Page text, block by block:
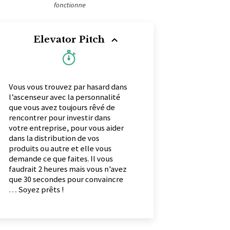
fonctionne
Elevator Pitch
Vous vous trouvez par hasard dans
l’ascenseur avec la personnalité
que vous avez toujours rêvé de
rencontrer pour investir dans
votre entreprise, pour vous aider
dans la distribution de vos
produits ou autre et elle vous
demande ce que faites. Il vous
faudrait 2 heures mais vous n’avez
que 30 secondes pour convaincre
… Soyez prêts !